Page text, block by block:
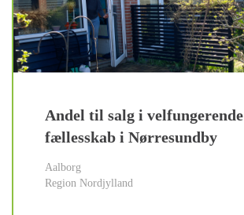
Andel til salg i velfungerende
fællesskab i Nørresundby
Aalborg
Region Nordjylland